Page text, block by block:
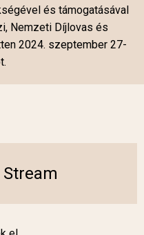
és támogatásával
Nemzeti Díjlovas és
2024. szeptember 27-